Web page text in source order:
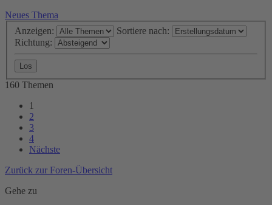
Neues Thema
Anzeigen:
Sortiere nach:
Richtung:
160 Themen
1
2
3
4
Nächste
Zurück zur Foren-Übersicht
Gehe zu